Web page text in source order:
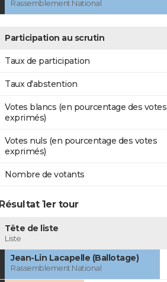
Rassemblement National
Participation au scrutin
Taux de participation
Taux d'abstention
Votes blancs (en pourcentage des votes
exprimés)
Votes nuls (en pourcentage des votes
exprimés)
Nombre de votants
Résultat 1er tour
Tête de liste
Liste
Jean-Lin Lacapelle (Ballotage)
Rassemblement National